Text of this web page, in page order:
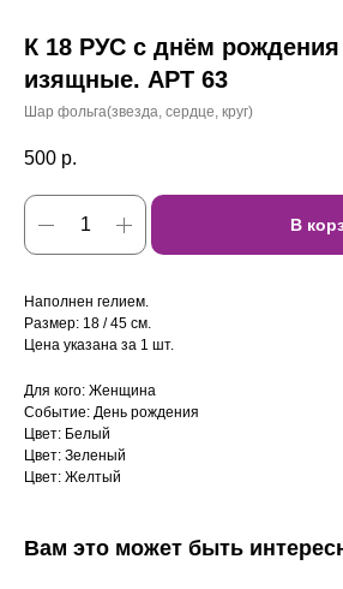
К 18 РУС с днём
изящные. АРТ 63
Шар фольга(звезда, сердце, круг)
500 р.
В
Наполнен гелием.
Размер: 18 / 45 см.
Цена указана за 1 шт.
Для кого: Женщина
Событие: День рождения
Цвет: Белый
Цвет: Зеленый
Цвет: Желтый
Вам это может быть